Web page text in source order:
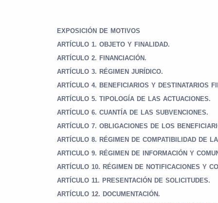
EXPOSICIÓN DE MOTIVOS
ARTÍCULO 1. OBJETO Y FINALIDAD.
ARTÍCULO 2. FINANCIACIÓN.
ARTÍCULO 3. RÉGIMEN JURÍDICO.
ARTÍCULO 4. BENEFICIARIOS Y DESTINATARIOS
ARTÍCULO 5. TIPOLOGÍA DE LAS ACTUACIONES.
ARTÍCULO 6. CUANTÍA DE LAS SUBVENCIONES.
ARTÍCULO 7. OBLIGACIONES DE LOS
ARTÍCULO 8. RÉGIMEN DE COMPATIBILIDAD DE
ARTICULO 9. RÉGIMEN DE INFORMACIÓN Y
ARTÍCULO 10. RÉGIMEN DE NOTIFICACIONES Y
ARTÍCULO 11. PRESENTACIÓN DE SOLICITUDES.
ARTÍCULO 12. DOCUMENTACIÓN.